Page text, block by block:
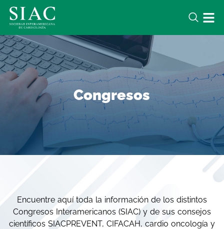
Congresos
Encuentre aquí toda la información de los distintos
Congresos Interamericanos (SIAC) y de sus consejos
científicos SIACPREVENT, CIFACAH, cardio oncología y